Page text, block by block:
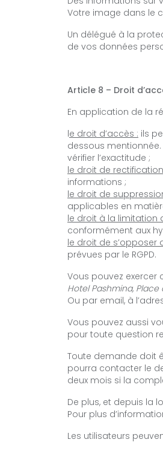
Votre image dans le
Un délégué à la
de vos données
Article 8 – Droit
En application de la
le droit d’accès : ils
dessous
vérifier l’exactitude ;
le droit de
informations ;
le droit de
applicables en
le droit à la limitation
conformément aux
le droit de s’opposer
prévues par le RGPD.
Vous pouvez exercer
Hotel Pashmina, Place
Ou par email, à
Vous pouvez aussi
pour toute question
Toute demande doit
pourra contacter le
deux mois si la
De plus, et depuis la
Pour plus
Les utilisateurs